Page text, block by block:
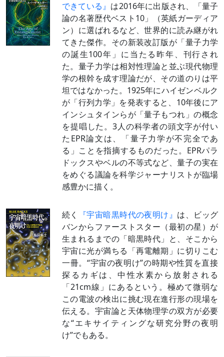
できている』 は2016年に出版され、「量子
論の名著歴代ベスト10」（英紙ガーディア
ン）に選ばれるなど、世界的に読み継がれ
てきた傑作。その新装改訂版が「量子力学
の誕生100年」に当たる昨年、刊行され
た。量子力学は相対性理論と並ぶ現代物理
学の根幹を成す理論だが、その道のりは平
坦ではなかった。1925年にハイゼンベルク
が「行列力学」を発表すると、10年後にア
インシュタインらが「量子もつれ」の概念
を提唱した。3人の科学者の頭文字が付い
たEPR論文は、「量子力学が不完全であ
る」ことを指摘するものだった。EPRパラ
ドックスやベルの不等式など、量子の実在
をめぐる議論を科学ジャーナリストが臨場
感豊かに描く。
続く 『宇宙暗黒時代の夜明け』 は、ビッグ
バンからファーストスター（最初の星）が
生まれるまでの「暗黒時代」と、そこから
宇宙に光が満ちる「再電離期」に切りこむ
一冊。“宇宙の夜明け”の時期や性質を直接
探るカギは、中性水素から放射される
「21cm線」にあるという。極めて微弱な
この電波の検出に挑む現在進行形の現場を
伝える。宇宙論と天体物理学の双方が必要
な“エキサイティングな研究分野の夜明
け”でもある。